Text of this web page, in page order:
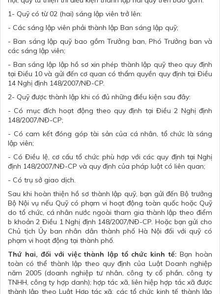
1- Quỹ có từ 02 (hai) sáng lập viên trở lên:
- Các sáng lập viên phải thành lập Ban sáng lập quỹ;
- Ban sáng lập quỹ bao gồm Trưởng ban, Phó Trưởng ban và
các sáng lập viên;
- Ban sáng lập lập hồ sơ xin phép thành lập quỹ theo quy định
tại Điều 10 và gửi đến cơ quan có thẩm quyền quy định tại Điều
14 Nghị định 148/2007/NĐ-CP.
2- Quỹ được thành lập khi có đủ những điều kiện sau đây:
- Có mục đích hoạt động theo quy định tại Điều 2 Nghị định
148/2007/NĐ-CP;
- Có cam kết đóng góp tài sản của cá nhân, tổ chức là sáng
lập viên;
- Có Điều lệ, cơ cấu tổ chức phù hợp với các quy định tại Nghị
định 148/2007/NĐ-CP và quy định của pháp luật có liên quan;
- Có trụ sở giao dịch.
Sau khi hoàn thiện hồ sơ thành lập quỹ, bạn gửi đến Bộ trưởng
Bộ Nội vụ nếu Quỹ có phạm vi hoạt động toàn quốc hoặc Quỹ
do tổ chức, cá nhân nước ngoài tham gia thành lập theo điểm
b khoản 2 Điều 1 Nghị định 148/2007/NĐ-CP. Hoặc bạn gửi cho
Chủ tịch Ủy ban nhân dân thành phố Hà Nội đối với quỹ có
phạm vi hoạt động tại thành phố.
Thứ hai, đối với việc thành lập tổ chức kinh tế: Bạn hoàn
toàn có thể thành lập theo quy định của Luật Doanh nghiệp
năm 2005 (doanh nghiệp tư nhân, công ty cổ phần, công ty
TNHH, công ty hợp danh); hợp tác xã, liên hiệp hợp tác xã được
thành lập theo Luật Hợp tác xã; các tổ chức kinh tế thành lập